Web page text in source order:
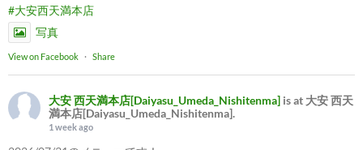
#大安西天満本店
写真
View on Facebook · Share
大安 西天満本店[Daiyasu_Umeda_Nishitenma] is at 大安 西天
満本店[Daiyasu_Umeda_Nishitenma].
1 week ago